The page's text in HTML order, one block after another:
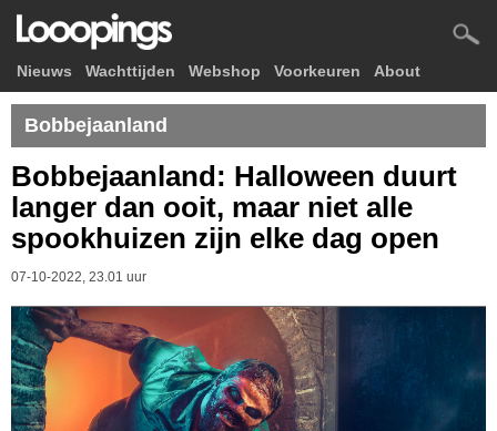
Nieuws Wachttijden Webshop Voorkeuren About
Bobbejaanland
Bobbejaanland: Halloween duurt
langer dan ooit, maar niet alle
spookhuizen zijn elke dag open
07-10-2022, 23.01 uur